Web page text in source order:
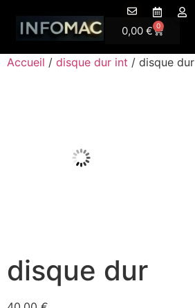
0,00 € 0
Accueil / disque dur int / disque dur
disque dur